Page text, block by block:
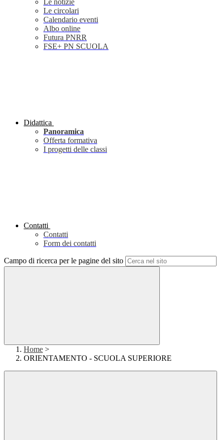
Le notizie
Le circolari
Calendario eventi
Albo online
Futura PNRR
FSE+ PN SCUOLA
Didattica
Panoramica
Offerta formativa
I progetti delle classi
Contatti
Contatti
Form dei contatti
Campo di ricerca per le pagine del sito
Home >
ORIENTAMENTO - SCUOLA SUPERIORE